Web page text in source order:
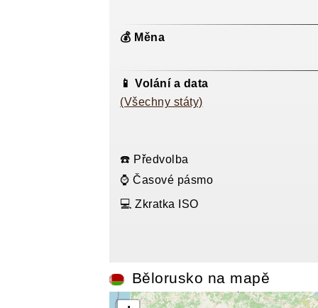
💰 Měna
📱 Volání a data
(Všechny státy)
☎️ Předvolba
⌚ Časové pásmo
💻 Zkratka ISO
Bělorusko na mapě